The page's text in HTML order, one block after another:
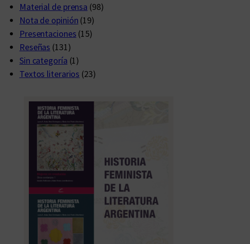
Material de prensa (98)
Nota de opinión (19)
Presentaciones (15)
Reseñas (131)
Sin categoría (1)
Textos literarios (23)